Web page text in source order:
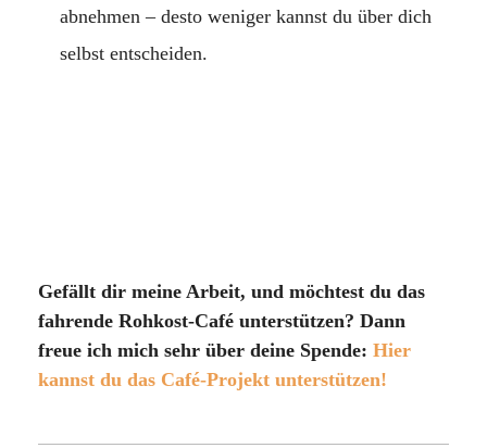
abnehmen – desto weniger kannst du über dich
selbst entscheiden.
Gefällt dir meine Arbeit, und möchtest du das
fahrende Rohkost-Café unterstützen? Dann
freue ich mich sehr über deine Spende: Hier
kannst du das Café-Projekt unterstützen!